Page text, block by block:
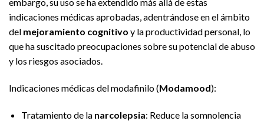
indicaciones médicas aprobadas, adentrándose en el ámbito
del mejoramiento cognitivo y la productividad personal, lo
que ha suscitado preocupaciones sobre su potencial de abuso
y los riesgos asociados.
Indicaciones médicas del modafinilo (Modamood):
Tratamiento de la narcolepsia: Reduce la somnolencia